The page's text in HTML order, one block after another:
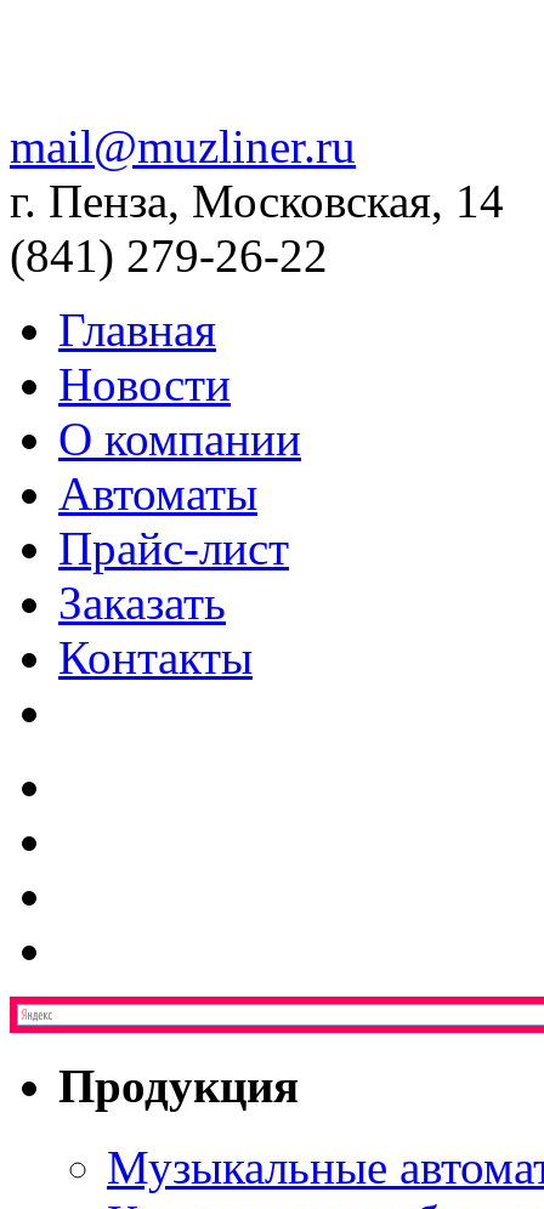
mail@muzliner.ru
г. Пенза, Московская, 14
(841) 279-26-22
Главная
Новости
О компании
Автоматы
Прайс-лист
Заказать
Контакты
Продукция
Музыкальные